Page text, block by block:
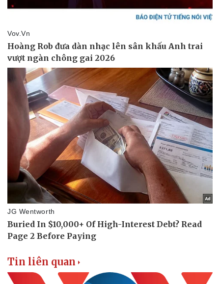
Thế giới thể thao
eSports
Hậu trường
Tin liên quan